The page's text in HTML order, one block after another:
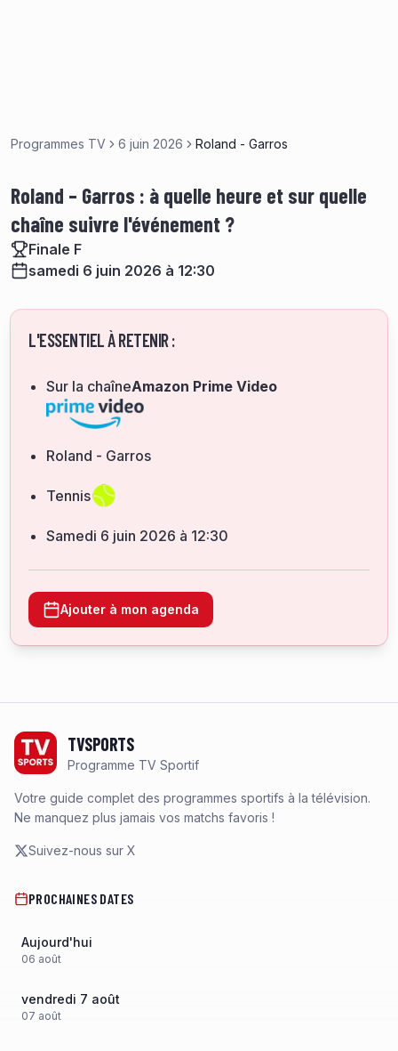
Programmes TV 6 juin 2026 Roland - Garros
Roland – Garros : à quelle heure et sur quelle
chaîne suivre l'événement ?
Finale F
samedi 6 juin 2026 à 12:30
L'ESSENTIEL À RETENIR :
Sur la chaîneAmazon Prime Video
Roland - Garros
Tennis
samedi 6 juin 2026 à 12:30
Ajouter à mon agenda
TVSPORTS
Programme TV Sportif
Votre guide complet des programmes sportifs à la télévision.
Ne manquez plus jamais vos matchs favoris !
Suivez-nous sur X
PROCHAINES DATES
Aujourd'hui
06 août
vendredi 7 août
07 août